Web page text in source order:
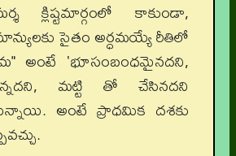
క్లిష్టమార్గంలో కాకుండా,
సైతం అర్ధమయ్యే రీతిలో
అంటే 'భూసంబంధమైనదని,
మట్టి తో చేసినదని
అంటే ప్రాధమిక దశకు